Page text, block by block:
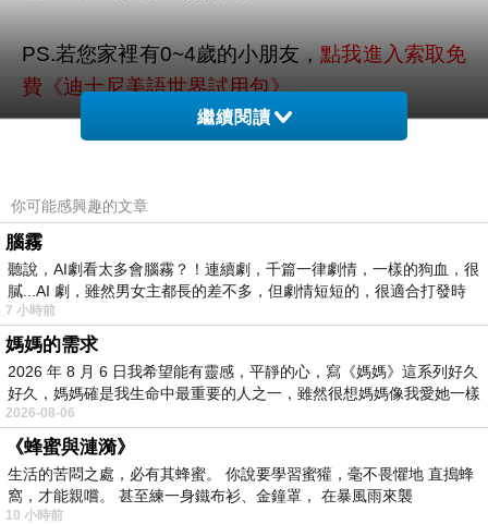
PS.若您家裡有0~4歲的小朋友，點我進入索取免
費《迪士尼美語世界試用包》
繼續閱讀
你可能感興趣的文章
腦霧
聽說，AI劇看太多會腦霧？！連續劇，千篇一律劇情，一樣的狗血，很
膩...AI 劇，雖然男女主都長的差不多，但劇情短短的，很適合打發時
7 小時前
媽媽的需求
2026 年 8 月 6 日我希望能有靈感，平靜的心，寫《媽媽》這系列好久
好久，媽媽確是我生命中最重要的人之一，雖然很想媽媽像我愛她一樣
2026-08-06
《蜂蜜與漣漪》
生活的苦悶之處，必有其蜂蜜。 你說要學習蜜獾，毫不畏懼地 直搗蜂
窩，才能親嚐。 甚至練一身鐵布衫、金鐘罩， 在暴風雨來襲
10 小時前